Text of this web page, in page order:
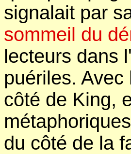
signalait par
sommeil du
lecteurs dans
puériles.
côté de King,
du côté de la